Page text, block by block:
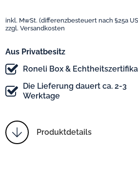
inkl. MwSt. (differenzbesteuert nach §25a
zzgl. Versandkosten
Aus Privatbesitz
Roneli Box &
Die Lieferung dauert ca. 2-3
Werktage
Produktdetails